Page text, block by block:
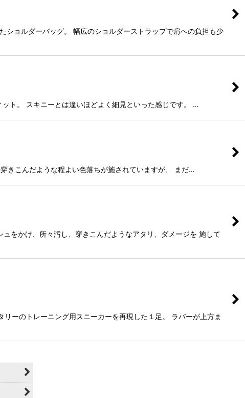
ショルダーバッグ。 幅広のショルダーストラップで肩への負担も少
ト。 スキニーとは違いほどよく細見といった感じです。 …
きこんだような程よい色落ちが施されていますが、 まだ…
をかけ、所々汚し、穿きこんだようなアタリ、ダメージを 施して
ーのトレーニング用スニーカーを再現した１足。 ラバーが上方ま